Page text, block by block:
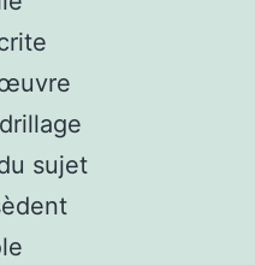
sujet